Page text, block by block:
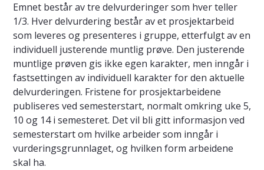
Emnet består av tre delvurderinger som hver teller
1/3. Hver delvurdering består av et prosjektarbeid
som leveres og presenteres i gruppe, etterfulgt av en
individuell justerende muntlig prøve. Den justerende
muntlige prøven gis ikke egen karakter, men inngår i
fastsettingen av individuell karakter for den aktuelle
delvurderingen. Fristene for prosjektarbeidene
publiseres ved semesterstart, normalt omkring uke 5,
10 og 14 i semesteret. Det vil bli gitt informasjon ved
semesterstart om hvilke arbeider som inngår i
vurderingsgrunnlaget, og hvilken form arbeidene
skal ha.